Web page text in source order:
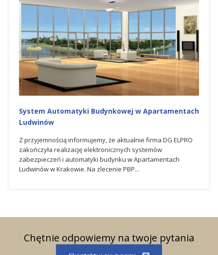
System Automatyki Budynkowej w Apartamentach
Ludwinów
Z przyjemnością informujemy, że aktualnie firma DG ELPRO
zakończyła realizację elektronicznych systemów
zabezpieczeń i automatyki budynku w Apartamentach
Ludwinów w Krakowie. Na zlecenie PBP...
Chętnie odpowiemy na twoje pytania